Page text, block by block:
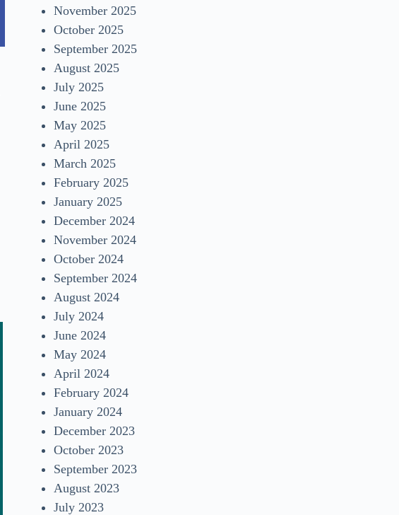
November 2025
October 2025
September 2025
August 2025
July 2025
June 2025
May 2025
April 2025
March 2025
February 2025
January 2025
December 2024
November 2024
October 2024
September 2024
August 2024
July 2024
June 2024
May 2024
April 2024
February 2024
January 2024
December 2023
October 2023
September 2023
August 2023
July 2023